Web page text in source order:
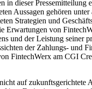
in dieser Pressemitteilung
Aussagen gehören unter
Strategien und
Erwartungen von
und der Leistung seiner
der Zahlungs- und
FintechWerx am CGI
auf zukunftsgerichtete